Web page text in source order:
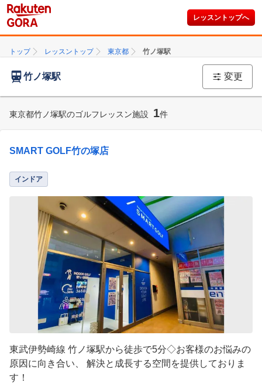
レッスントップへ
トップ レッスントップ 東京都 竹ノ塚駅
竹ノ塚駅 変更
東京都竹ノ塚駅のゴルフレッスン施設 1件
SMART GOLF竹の塚店
インドア
東武伊勢崎線 竹ノ塚駅から徒歩で5分◇お客様のお悩みの
原因に向き合い、 解決と成長する空間を提供しておりま
す！